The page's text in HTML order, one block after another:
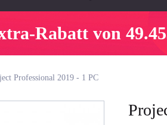
Rabatt von
Professional 2019 - 1 PC